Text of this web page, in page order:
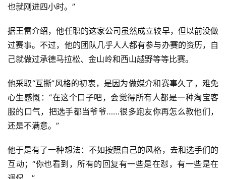
比
赛
也就刚进四小时。”
据王雷介绍，他任职的这家公司虽然成立较早，但以前没做
过赛事。不过，他的团队几乎人人都有参与办赛的资历，自
己就做过承德马拉松、金山岭和西山越野等等比赛。
他采取“互撕”风格的初衷，是因为做媒介和赛事久了，难免
心生感慨：“在这个口子吧，会觉得所有人都是一种淘宝客
服的口气，把选手都当爷爷……很多跑友你再怎么教他们，
还是不满意。”
他于是有了一种想法：不如按照自己的风格，去和选手们的
互动；“你也看到，所有的回复有一些是在怼，有一些是在